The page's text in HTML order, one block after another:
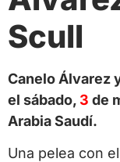
Scull
Canelo Álvarez
el sábado, 3 de
Arabia Saudí.
Una pelea con